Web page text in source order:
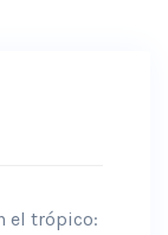
el trópico: